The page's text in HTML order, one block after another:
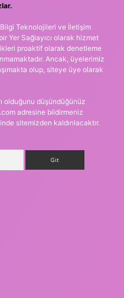
Teknolojileri ve İletişim
Yer Sağlayıcı olarak hizmet
proaktif olarak denetleme
Ancak, üyelerimiz
olup, siteye üye olarak
olduğunu düşündüğünüz
adresine bildirmeniz
sitemizden kaldırılacaktır.